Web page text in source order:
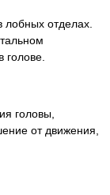
отделах.
головы,
от движения,